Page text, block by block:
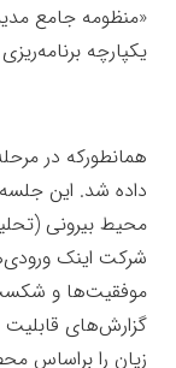
«منظومه جامع
یکپارچه
همانطورکه در
داده شد. این
محیط بیرونی
شرکت اینک
موفقیت‌ها و
گزارش‌های
زیان را براساس